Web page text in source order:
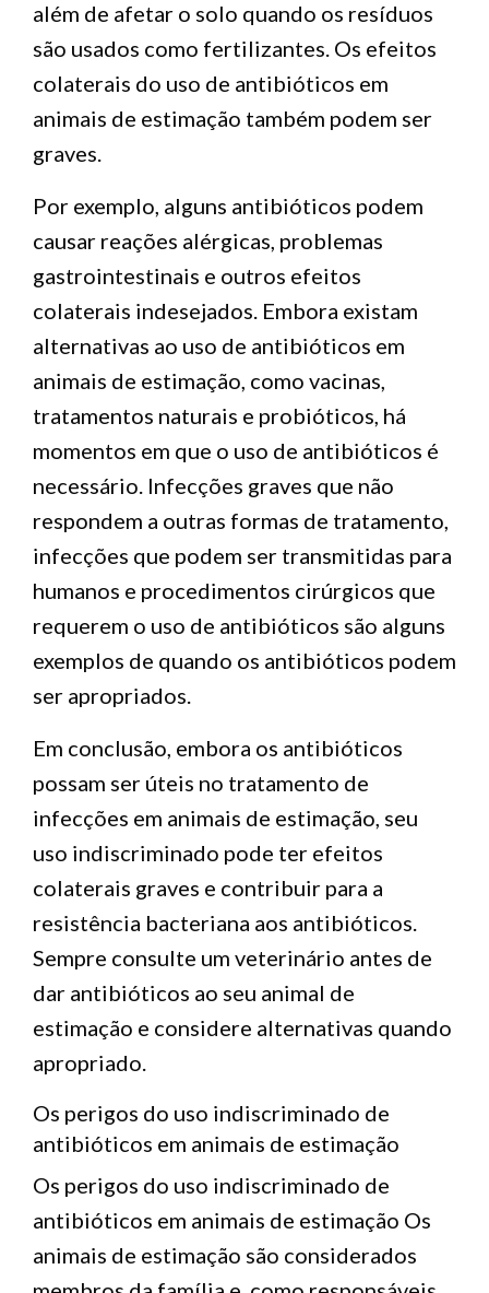
além de afetar o solo quando os resíduos
são usados ​​como fertilizantes. Os efeitos
colaterais do uso de antibióticos em
animais de estimação também podem ser
graves.
Por exemplo, alguns antibióticos podem
causar reações alérgicas, problemas
gastrointestinais e outros efeitos
colaterais indesejados. Embora existam
alternativas ao uso de antibióticos em
animais de estimação, como vacinas,
tratamentos naturais e probióticos, há
momentos em que o uso de antibióticos é
necessário. Infecções graves que não
respondem a outras formas de tratamento,
infecções que podem ser transmitidas para
humanos e procedimentos cirúrgicos que
requerem o uso de antibióticos são alguns
exemplos de quando os antibióticos podem
ser apropriados.
Em conclusão, embora os antibióticos
possam ser úteis no tratamento de
infecções em animais de estimação, seu
uso indiscriminado pode ter efeitos
colaterais graves e contribuir para a
resistência bacteriana aos antibióticos.
Sempre consulte um veterinário antes de
dar antibióticos ao seu animal de
estimação e considere alternativas quando
apropriado.
Os perigos do uso indiscriminado de
antibióticos em animais de estimação
Os perigos do uso indiscriminado de
antibióticos em animais de estimação Os
animais de estimação são considerados